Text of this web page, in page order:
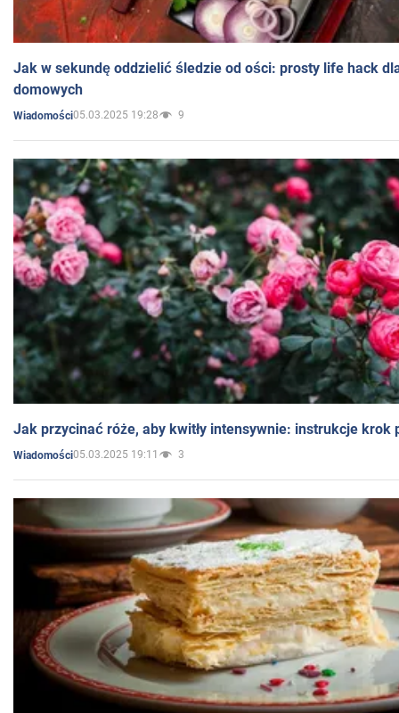
Jak w sekundę oddzielić śledzie od ości: prosty life hack
domowych
Wiadomości05.03.2025 19:28 9
Jak przycinać róże, aby kwitły intensywnie: instrukcje krok
Wiadomości05.03.2025 19:11 3